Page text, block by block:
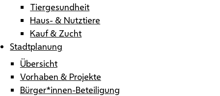
Tiergesundheit
Haus- & Nutztiere
Kauf & Zucht
Stadtplanung
Übersicht
Vorhaben & Projekte
Bürger*innen-Beteiligung